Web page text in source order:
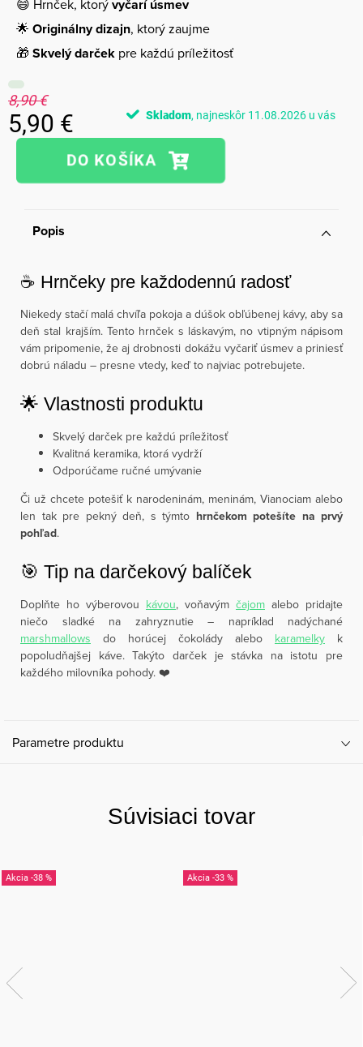
😄 Hrnček, ktorývyčarí úsmev
🌟 Originálny dizajn, ktorý zaujme
🎁 Skvelý darček pre každú príležitosť
8,90 €
5,90 €
Jednotková
Skladom 11.08.2026
Popis
☕ Hrnčeky pre každodennú radosť
Niekedy stačí malá chvíľa pokoja a dúšok obľúbenej kávy, aby sa
deň stal krajším. Tento hrnček s láskavým, no vtipným nápisom
vám pripomenie, že aj drobnosti dokážu vyčariť úsmev a priniesť
dobrú náladu – presne vtedy, keď to najviac potrebujete.
🌟 Vlastnosti produktu
Skvelý darček pre každú príležitosť
Kvalitná keramika, ktorá vydrží
Odporúčame ručné umývanie
Či už chcete potešiť k narodeninám, meninám, Vianociam alebo
len tak pre pekný deň, s týmto hrnčekom potešíte na prvý
pohľad.
🎯 Tip na darčekový balíček
Doplňte ho výberovou kávou, voňavým čajom alebo pridajte
niečo sladké na zahryznutie – napríklad nadýchané
marshmallows do horúcej čokolády alebo karamelky k
popoludňajšej káve. Takýto darček je stávka na istotu pre
každého milovníka pohody. ❤️
Parametre produktu
Súvisiaci tovar
-38 % -33 %